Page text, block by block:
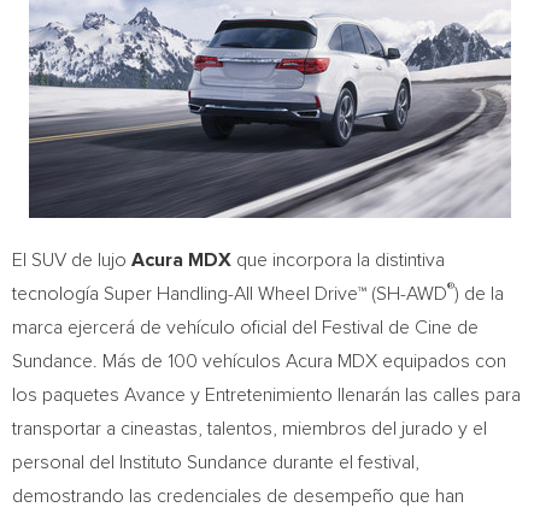
El SUV de lujo Acura MDX que incorpora la distintiva
tecnología Super Handling-All Wheel Drive™ (SH-AWD®) de la
marca ejercerá de vehículo oficial del Festival de Cine de
Sundance . Más de 100 vehículos Acura MDX equipados con
los paquetes Avance y Entretenimiento llenarán las calles para
transportar a cineastas, talentos, miembros del jurado y el
personal del Instituto Sundance durante el festival,
demostrando las credenciales de desempeño que han